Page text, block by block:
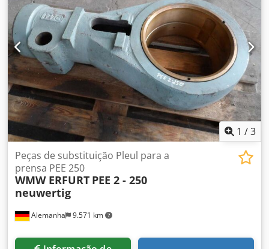
3,9 m Dimensões do armário de controlo CxLxA: 1,0 x 0,7 x
2,1 m Outras caraterísticas: - Placa de fixação C:1260 x
L:760 x A:100mm - com dispositivo de tração força 250kN,
curso aprox. 83mm - Funcionamento através do painel de
controlo sem UVV Dodpfju N A Uujx Apcekr em uso *
1 /3
Alemanha 9.571 km
Peças de substituição Pleul para a
prensa PEE 250
WMW ERFURT PEE 2 - 250
neuwertig